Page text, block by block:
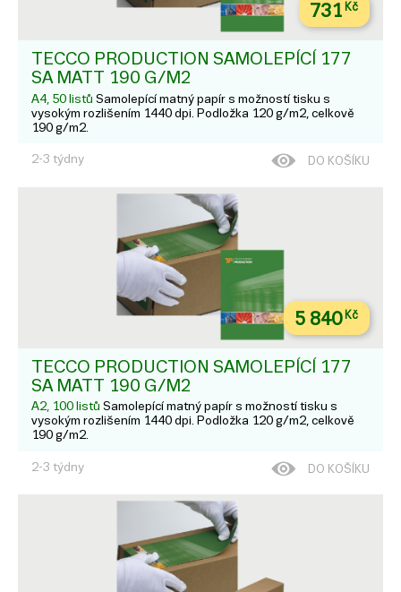
731 Kč
TECCO PRODUCTION SAMOLEPÍCÍ 177
SA MATT 190 G/M2
A4, 50 listů Samolepící matný papír s možností tisku s
vysokým rozlišením 1440 dpi. Podložka 120 g/m2, celkově
190 g/m2.
2-3 týdny DO KOŠÍKU
5 840Kč
TECCO PRODUCTION SAMOLEPÍCÍ 177
SA MATT 190 G/M2
A2, 100 listů Samolepící matný papír s možností tisku s
vysokým rozlišením 1440 dpi. Podložka 120 g/m2, celkově
190 g/m2.
2-3 týdny DO KOŠÍKU